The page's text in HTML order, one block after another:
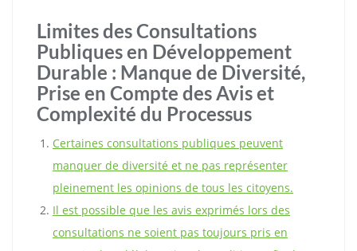
Limites des Consultations
Publiques en Développement
Durable : Manque de Diversité,
Prise en Compte des Avis et
Complexité du Processus
Certaines consultations publiques peuvent
manquer de diversité et ne pas représenter
pleinement les opinions de tous les citoyens.
Il est possible que les avis exprimés lors des
consultations ne soient pas toujours pris en